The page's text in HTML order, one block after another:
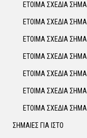
ΕΤΟΙΜΑ ΣΧΕΔΙΑ
ΕΤΟΙΜΑ ΣΧΕΔΙΑ
ΕΤΟΙΜΑ ΣΧΕΔΙΑ
ΕΤΟΙΜΑ ΣΧΕΔΙΑ
ΕΤΟΙΜΑ ΣΧΕΔΙΑ
ΕΤΟΙΜΑ ΣΧΕΔΙΑ
ΕΤΟΙΜΑ ΣΧΕΔΙΑ
ΣΗΜΑΙΕΣ ΓΙΑ ΙΣΤΟ